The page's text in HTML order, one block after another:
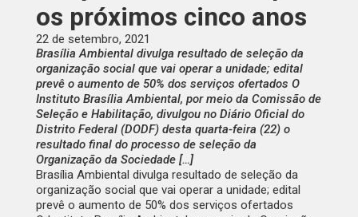
os próximos cinco anos
22 de setembro, 2021
Brasília Ambiental divulga resultado de seleção da
organização social que vai operar a unidade; edital
prevê o aumento de 50% dos serviços ofertados O
Instituto Brasília Ambiental, por meio da Comissão de
Seleção e Habilitação, divulgou no Diário Oficial do
Distrito Federal (DODF) desta quarta-feira (22) o
resultado final do processo de seleção da
Organização da Sociedade […]
Brasília Ambiental divulga resultado de seleção da
organização social que vai operar a unidade; edital
prevê o aumento de 50% dos serviços ofertados